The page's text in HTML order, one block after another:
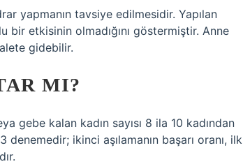
yapmanın tavsiye edilmesidir. Yapılan
bir etkisinin olmadığını göstermiştir. Anne
gidebilir.
MI?
gebe kalan kadın sayısı 8 ila 10 kadından
denemedir; ikinci aşılamanın başarı oranı, ilk